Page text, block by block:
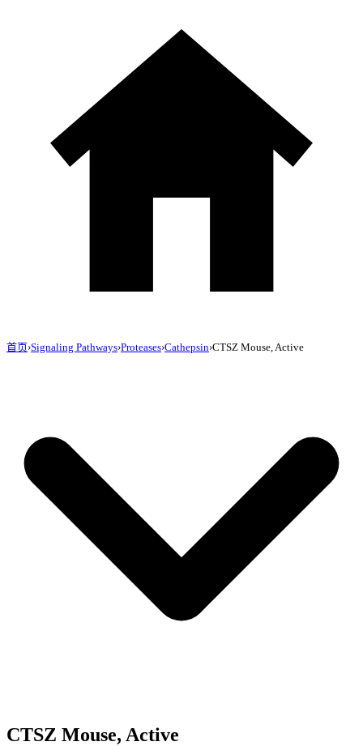
首页›Signaling Pathways›Proteases›Cathepsin›CTSZ Mouse, Active
CTSZ Mouse, Active